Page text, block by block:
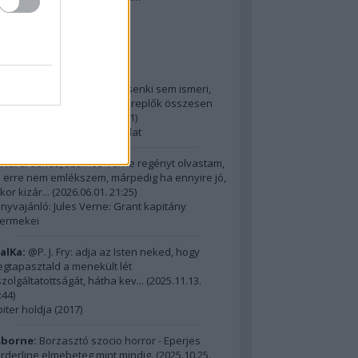
2014 ComingSoon - 5. rész
topikok
@Alick: Az Őslakót kb. senki sem ismeri,
hatalmas film, az itt szereplők összesen
2026.06.01. 21:31)
15 legnagyobb filmes fordulat
Érdekes, számos Verne regényt olvastam,
erre nem emlékszem, márpedig ha ennyire jó,
kizár... (2026.06.01. 21:25)
Jules Verne: Grant kapitány
@P. J. Fry: adja az Isten neked, hogy
a menekült lét
hátha kev... (2025.11.13.
)
holdja (2017)
Borzasztó szocio horror - Eperjes
elmebeteg mint mindig. (2025.10.25.